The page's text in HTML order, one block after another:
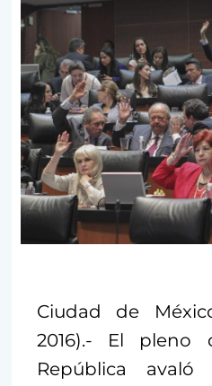
Ciudad de
2016).- El pleno
República